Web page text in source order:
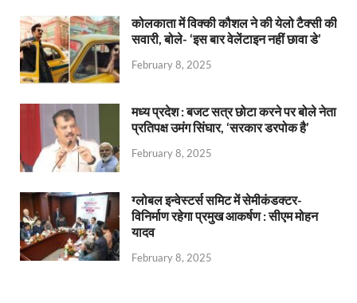
कोलकाता में विक्की कौशल ने की येलो टैक्सी की
सवारी, बोले- ‘इस बार वेलेंटाइन नहीं छावा डे’
February 8, 2025
मध्य प्रदेश : बजट सत्र छोटा करने पर बोले नेता
प्रतिपक्ष उमंग सिंघार, ‘सरकार डरपोक है’
February 8, 2025
ग्लोबल इन्वेस्टर्स समिट में सेमीकंडक्टर-
विनिर्माण रहेगा प्रमुख आकर्षण : सीएम मोहन
यादव
February 8, 2025